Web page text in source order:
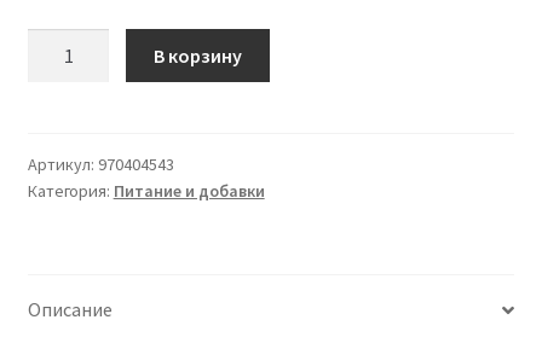
ореха
Integral
В корзину
Артикул: 970404543
Категория: Питание и добавки
Описание